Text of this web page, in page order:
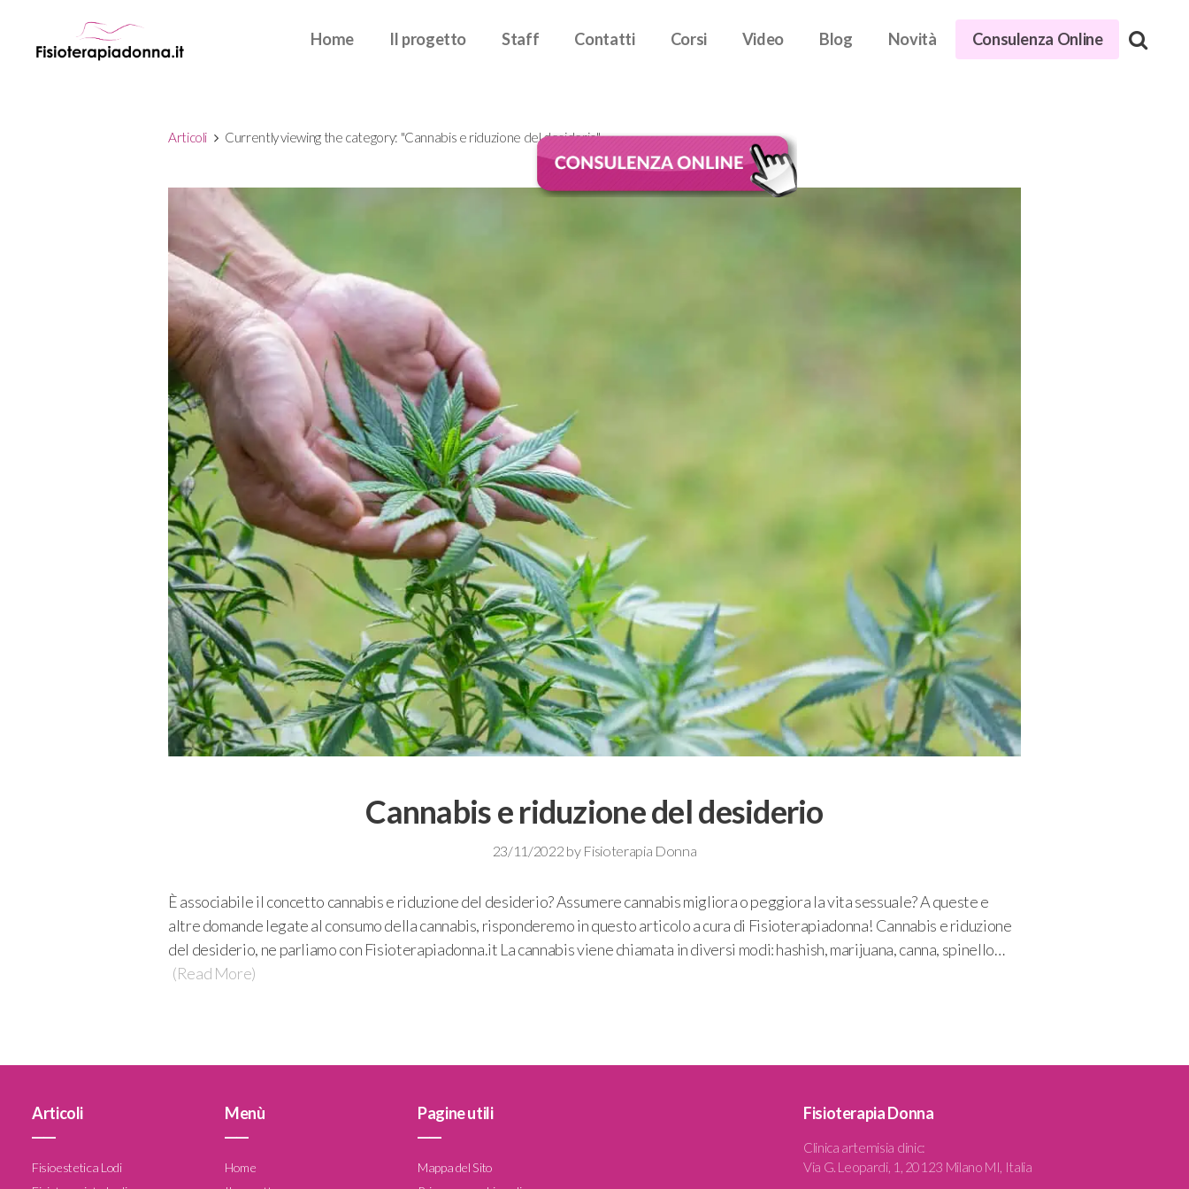
Home Il progetto Staff Contatti Corsi Video Blog Novità Consulenza Online
Articoli Currently viewing the category: "Cannabis e riduzione del desiderio"
Cannabis e riduzione del desiderio
23/11/2022 by Fisioterapia Donna
È associabile il concetto cannabis e riduzione del desiderio? Assumere cannabis migliora o peggiora la vita sessuale? A queste e
altre domande legate al consumo della cannabis, risponderemo in questo articolo a cura di Fisioterapiadonna! Cannabis e riduzione
del desiderio, ne parliamo con Fisioterapiadonna.it La cannabis viene chiamata in diversi modi: hashish, marijuana, canna, spinello…
(Read More)
Articoli
Fisioestetica Lodi
Menù
Home
Pagine utili
Mappa del Sito
Fisioterapia Donna
Clinica artemisia clinic:
Via G. Leopardi, 1, 20123 Milano MI, Italia